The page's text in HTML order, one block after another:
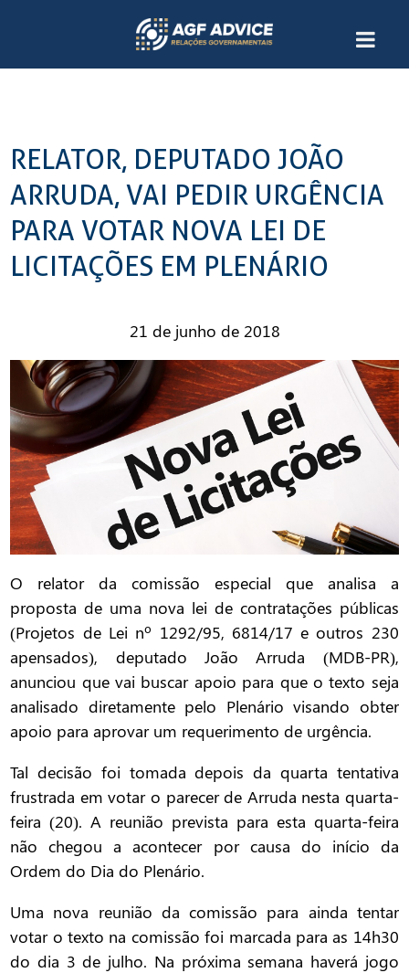
RELATOR, DEPUTADO JOÃO
ARRUDA, VAI PEDIR URGÊNCIA
PARA VOTAR NOVA LEI DE
LICITAÇÕES EM PLENÁRIO
21 de junho de 2018
O relator da comissão especial que analisa a
proposta de uma nova lei de contratações públicas
(Projetos de Lei nº 1292/95, 6814/17 e outros 230
apensados), deputado João Arruda (MDB-PR),
anunciou que vai buscar apoio para que o texto seja
analisado diretamente pelo Plenário visando obter
apoio para aprovar um requerimento de urgência.
Tal decisão foi tomada depois da quarta tentativa
frustrada em votar o parecer de Arruda nesta quarta-
feira (20). A reunião prevista para esta quarta-feira
não chegou a acontecer por causa do início da
Ordem do Dia do Plenário.
Uma nova reunião da comissão para ainda tentar
votar o texto na comissão foi marcada para as 14h30
do dia 3 de julho. Na próxima semana haverá jogo